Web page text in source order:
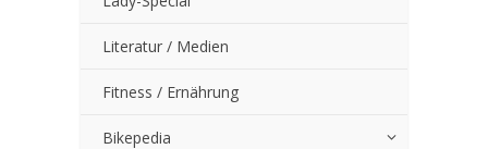
Literatur / Medien
Fitness / Ernährung
Bikepedia